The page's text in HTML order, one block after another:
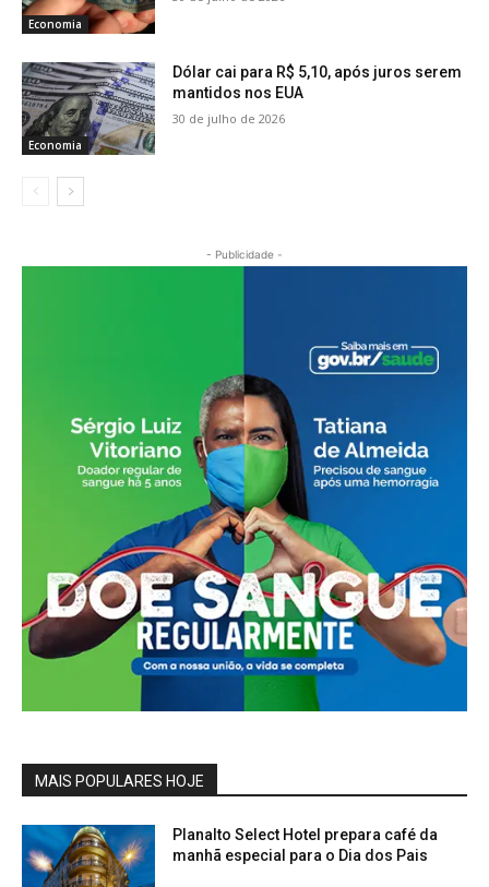
Economia
Economia
Dólar cai para R$ 5,10, após juros serem
mantidos nos EUA
30 de julho de 2026
- Publicidade -
MAIS POPULARES HOJE
Planalto Select Hotel prepara café da
manhã especial para o Dia dos Pais